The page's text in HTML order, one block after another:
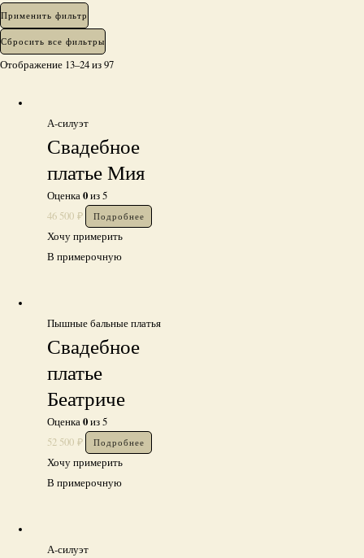
Применить фильтр
Сбросить все фильтры
Отображение 13–24 из 97
А-силуэт
Свадебное
платье Мия
Оценка0из 5
46 500₽ Подробнее
Хочу примерить
В примерочную
Пышные бальные платья
Свадебное
платье
Беатриче
Оценка0из 5
52 500₽ Подробнее
Хочу примерить
В примерочную
А-силуэт